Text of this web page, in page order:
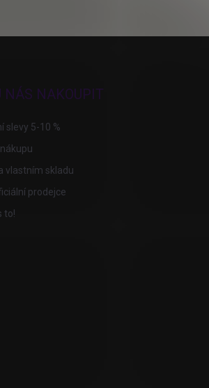
NÁS NAKOUPIT
slevy 5-10 %
vlastním skladu
prodejce
to!